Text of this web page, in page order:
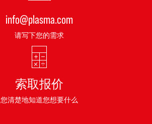
info@plasma.com
请写下您的需求
索取报价
您清楚地知道您想要什么